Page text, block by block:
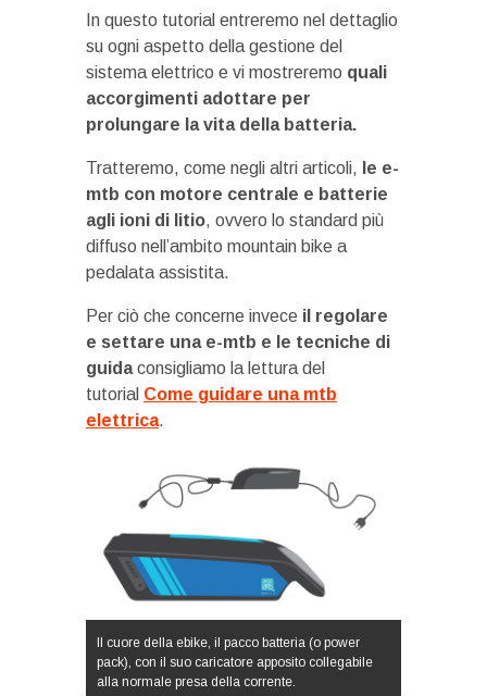
In questo tutorial entreremo nel dettaglio
su ogni aspetto della gestione del
sistema elettrico e vi mostreremo quali
accorgimenti adottare per
prolungare la vita della batteria.
Tratteremo, come negli altri articoli,
le e-
mtb con motore centrale e batterie
agli ioni di litio, ovvero lo standard più
diffuso nell’ambito mountain bike a
pedalata assistita.
Per ciò che concerne invece il regolare
e settare una e-mtb e le tecniche di
guidaconsigliamo la lettura del
tutorial Come guidare una mtb
elettrica.
Il cuore della ebike, il pacco batteria (o power
pack), con il suo caricatore apposito collegabile
alla normale presa della corrente.